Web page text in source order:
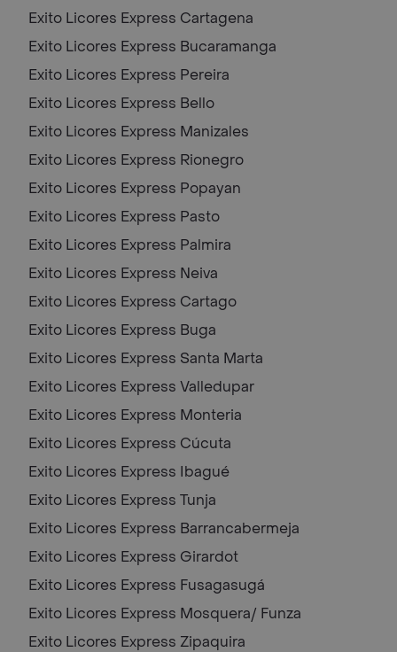
Exito Licores Express Cartagena
Exito Licores Express Bucaramanga
Exito Licores Express Pereira
Exito Licores Express Bello
Exito Licores Express Manizales
Exito Licores Express Rionegro
Exito Licores Express Popayan
Exito Licores Express Pasto
Exito Licores Express Palmira
Exito Licores Express Neiva
Exito Licores Express Cartago
Exito Licores Express Buga
Exito Licores Express Santa Marta
Exito Licores Express Valledupar
Exito Licores Express Monteria
Exito Licores Express Cúcuta
Exito Licores Express Ibagué
Exito Licores Express Tunja
Exito Licores Express Barrancabermeja
Exito Licores Express Girardot
Exito Licores Express Fusagasugá
Exito Licores Express Mosquera/ Funza
Exito Licores Express Zipaquira